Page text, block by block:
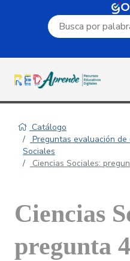
Campo de
Catálogo
Preguntas evaluación de
Sociales
Ciencias Sociales:
Ciencias
pregunta